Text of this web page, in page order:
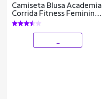
Camiseta Blusa Academia
Corrida Fitness Feminina
POLIAMIDA LISA 218